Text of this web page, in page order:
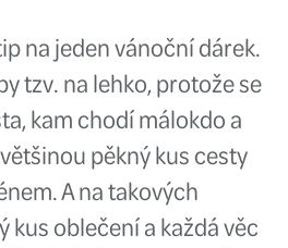
je za mě v
, do které se
brodící boty, a to
lze krásně
zem a vy se tak